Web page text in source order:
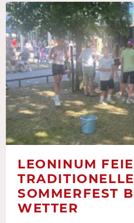
LEONINUM
SOMMERFEST
WETTER